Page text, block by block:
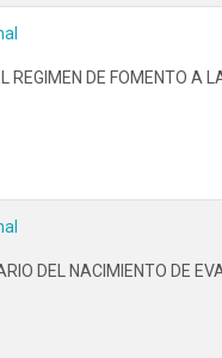
REGIMEN DE FOMENTO
DEL NACIMIENTO DE